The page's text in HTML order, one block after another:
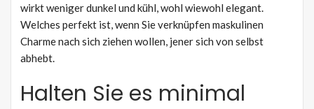
wirkt weniger dunkel und kühl, wohl wiewohl elegant.
Welches perfekt ist, wenn Sie verknüpfen maskulinen
Charme nach sich ziehen wollen, jener sich von selbst
abhebt.
Halten Sie es minimal